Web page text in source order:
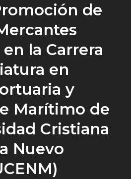
de
la Carrera
en
y
Marítimo de
Cristiana
Nuevo